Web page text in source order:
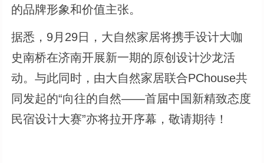
的品牌形象和价值主张。
据悉，9月29日，大自然家居将携手设计大咖
史南桥在济南开展新一期的原创设计沙龙活
动。与此同时，由大自然家居联合PChouse共
同发起的“向往的自然——首届中国新精致态度
民宿设计大赛”亦将拉开序幕，敬请期待！